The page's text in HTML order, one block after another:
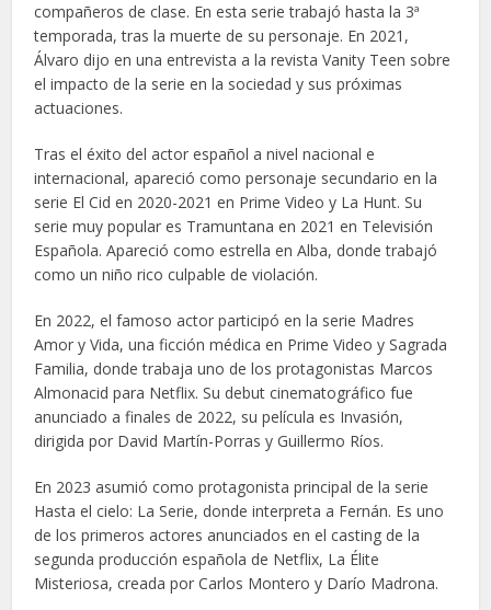
compañeros de clase. En esta serie trabajó hasta la 3ª
temporada, tras la muerte de su personaje. En 2021,
Álvaro dijo en una entrevista a la revista Vanity Teen sobre
el impacto de la serie en la sociedad y sus próximas
actuaciones.
Tras el éxito del actor español a nivel nacional e
internacional, apareció como personaje secundario en la
serie El Cid en 2020-2021 en Prime Video y La Hunt. Su
serie muy popular es Tramuntana en 2021 en Televisión
Española. Apareció como estrella en Alba, donde trabajó
como un niño rico culpable de violación.
En 2022, el famoso actor participó en la serie Madres
Amor y Vida, una ficción médica en Prime Video y Sagrada
Familia, donde trabaja uno de los protagonistas Marcos
Almonacid para Netflix. Su debut cinematográfico fue
anunciado a finales de 2022, su película es Invasión,
dirigida por David Martín-Porras y Guillermo Ríos.
En 2023 asumió como protagonista principal de la serie
Hasta el cielo: La Serie, donde interpreta a Fernán. Es uno
de los primeros actores anunciados en el casting de la
segunda producción española de Netflix, La Élite
Misteriosa, creada por Carlos Montero y Darío Madrona.